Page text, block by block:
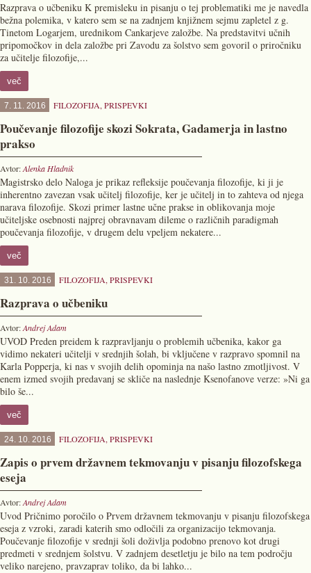
Razprava o učbeniku K premisleku in pisanju o tej problematiki me je navedla
bežna polemika, v katero sem se na zadnjem knjižnem sejmu zapletel z g.
Tinetom Logarjem, urednikom Cankarjeve založbe. Na predstavitvi učnih
pripomočkov in dela založbe pri Zavodu za šolstvo sem govoril o priročniku
za učitelje filozofije,...
več
7. 11. 2016 FILOZOFIJA, PRISPEVKI
Poučevanje filozofije skozi Sokrata, Gadamerja in lastno
prakso
Avtor:Alenka Hladnik
Magistrsko delo Naloga je prikaz refleksije poučevanja filozofije, ki ji je
inherentno zavezan vsak učitelj filozofije, ker je učitelj in to zahteva od njega
narava filozofije. Skozi primer lastne učne prakse in oblikovanja moje
učiteljske osebnosti najprej obravnavam dileme o različnih paradigmah
poučevanja filozofije, v drugem delu vpeljem nekatere...
več
31. 10. 2016 FILOZOFIJA, PRISPEVKI
Razprava o učbeniku
Avtor:Andrej Adam
UVOD Preden preidem k razpravljanju o problemih učbenika, kakor ga
vidimo nekateri učitelji v srednjih šolah, bi vključene v razpravo spomnil na
Karla Popperja, ki nas v svojih delih opominja na našo lastno zmotljivost. V
enem izmed svojih predavanj se skliče na naslednje Ksenofanove verze: »Ni ga
bilo še...
več
24. 10. 2016 FILOZOFIJA, PRISPEVKI
Zapis o prvem državnem tekmovanju v pisanju filozofskega
eseja
Avtor:Andrej Adam
Uvod Pričnimo poročilo o Prvem državnem tekmovanju v pisanju filozofskega
eseja z vzroki, zaradi katerih smo odločili za organizacijo tekmovanja.
Poučevanje filozofije v srednji šoli doživlja podobno prenovo kot drugi
predmeti v srednjem šolstvu. V zadnjem desetletju je bilo na tem področju
veliko narejeno, pravzaprav toliko, da bi lahko...